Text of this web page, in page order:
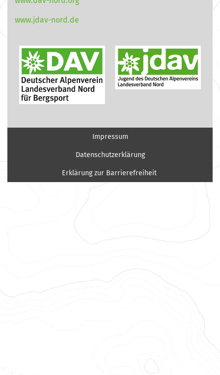
www.jdav-nord.de
Impressum
Datenschutzerklärung
Erklärung zur Barrierefreiheit